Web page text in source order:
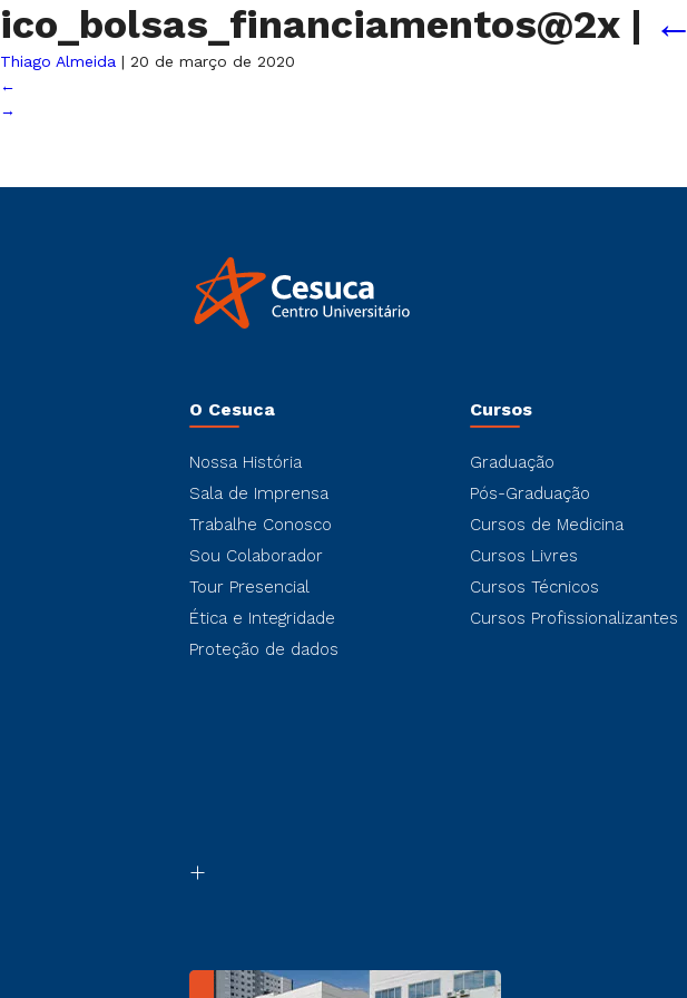
ico_bolsas_financiamentos@2x | ←
Thiago Almeida | 20 de março de 2020
←
→
O Cesuca
Nossa História
Sala de Imprensa
Trabalhe Conosco
Sou Colaborador
Tour Presencial
Ética e Integridade
Proteção de dados
Cursos
Graduação
Pós-Graduação
Cursos de Medicina
Cursos Livres
Cursos Técnicos
Cursos Profissionalizantes